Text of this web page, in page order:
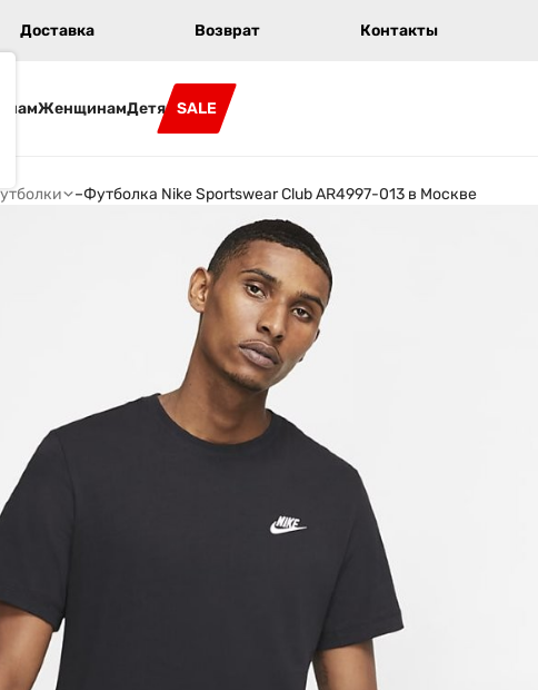
Доставка Возврат Контакты
ЖенщинамДетям SALE
–Футболка Nike Sportswear Club AR4997-013 в Москве